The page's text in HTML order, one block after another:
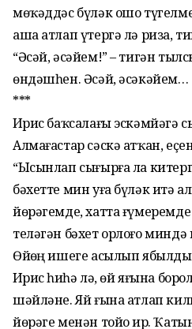
мөҡәддәс бүләк ошо
аша атлап үтергә лә риза,
“Әсәй, әсәйем!” – тигән
өндәшһен. Әсәй, әсәкәйем…
***
Иҙрис баҡсалағы эскәмйәгә
Алмағастар сәскә атҡан,
“Ысынлап сығырға ла
бәхетте мин уға бүләк итә
йөрәгемде, хатта
теләгән бәхет орлоғо
Өйҙөң ишеге асылып
Иҙрис һиҙһә лә, өй яғына
шәйләне. Яй ғына атлап
йөрәге менән тойҙо ир.